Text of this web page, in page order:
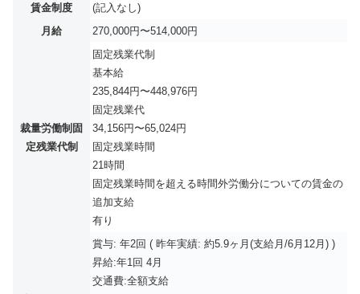
賃金制度
(記入なし)
月給
270,000円〜514,000円
裁量労働制固
定残業代制
固定残業代制
基本給
235,844円〜448,976円
固定残業代
34,156円〜65,024円
固定残業時間
21時間
固定残業時間を超える時間外労働分についての賃金の
追加支給
有り
賞与: 年2回 ( 昨年実績: 約5.9ヶ月(支給月/6月12月) )
昇給:年1回 4月
交通費:全額支給